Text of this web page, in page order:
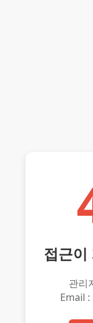
접근이
관리
Email